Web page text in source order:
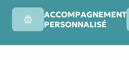
ACCOMPAGNEMENT
PERSONNALISÉ